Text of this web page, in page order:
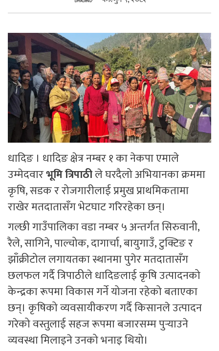
सुचनाहरु
स्वास्थ्य
भिडियो
धादिङ । धादिङ क्षेत्र नम्बर १ का नेकपा एमाले
उम्मेदवारभूमि त्रिपाठीले घरदैलो अभियानका क्रममा
कृषि, सडक र रोजगारीलाई प्रमुख प्राथमिकतामा
राखेर मतदातासँग भेटघाट गरिरहेका छन्।
गल्छी गाउँपालिका वडा नम्बर ५ अन्तर्गत सिरुवानी,
रैले, सागिने, पाल्चोक, दागार्चा, बायुगाउँ, टुक्टिङ र
झाँक्रीटोल लगायतका स्थानमा पुगेर मतदातासँग
छलफल गर्दै त्रिपाठीले धादिङलाई कृषि उत्पादनको
केन्द्रका रूपमा विकास गर्ने योजना रहेको बताएका
छन्। कृषिको व्यवसायीकरण गर्दै किसानले उत्पादन
गरेको वस्तुलाई सहज रूपमा बजारसम्म पुर्‍याउने
व्यवस्था मिलाइने उनको भनाइ थियो।